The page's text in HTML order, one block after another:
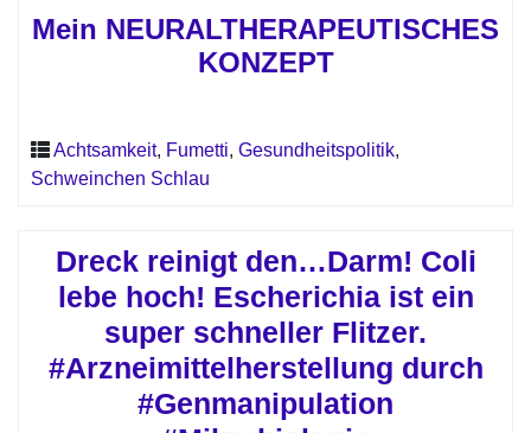
Mein NEURALTHERAPEUTISCHES
KONZEPT
Achtsamkeit, Fumetti, Gesundheitspolitik,
Schweinchen Schlau
Dreck reinigt den…Darm! Coli
lebe hoch! Escherichia ist ein
super schneller Flitzer.
#Arzneimittelherstellung durch
#Genmanipulation